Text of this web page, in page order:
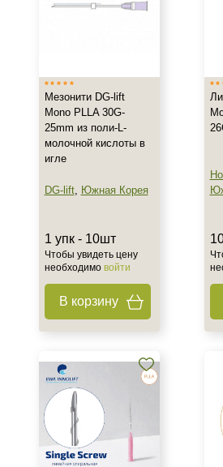
10 шт
10 шт/упк
Ингредиенты
Нитевой лифтинг
Мезонити DG-lift
Mono PLLA 30G-
25mm из поли-L-
молочной кислоты в
игле
DG-lift, Южная Корея
1 упк - 10шт
Чтобы увидеть цену
необходимо войти
В корзину